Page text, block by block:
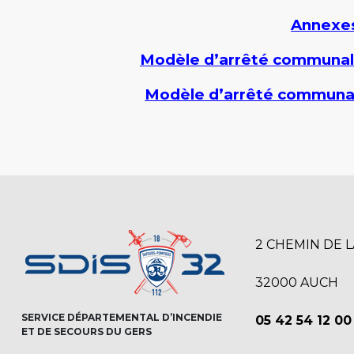
Modèle d’arrêté
Modèle d’arrêté
SERVICE DÉPARTEMENTAL D’INCENDIE
ET DE SECOURS DU GERS
2 CHEMIN DE
32000 AUCH
05 42 54 12 00